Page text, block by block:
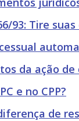
93: Tire
da ação de
e no CPP?
de